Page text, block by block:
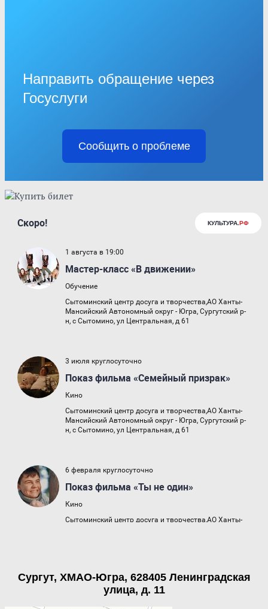
Направить обращение через
Госуслуги
Сообщить о проблеме
Сургут, ХМАО-Югра, 628405 Ленинградская
улица, д. 11